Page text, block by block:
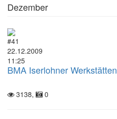
Dezember
#41
22.12.2009
11:25
BMA Iserlohner Werkstätten
3138, 0